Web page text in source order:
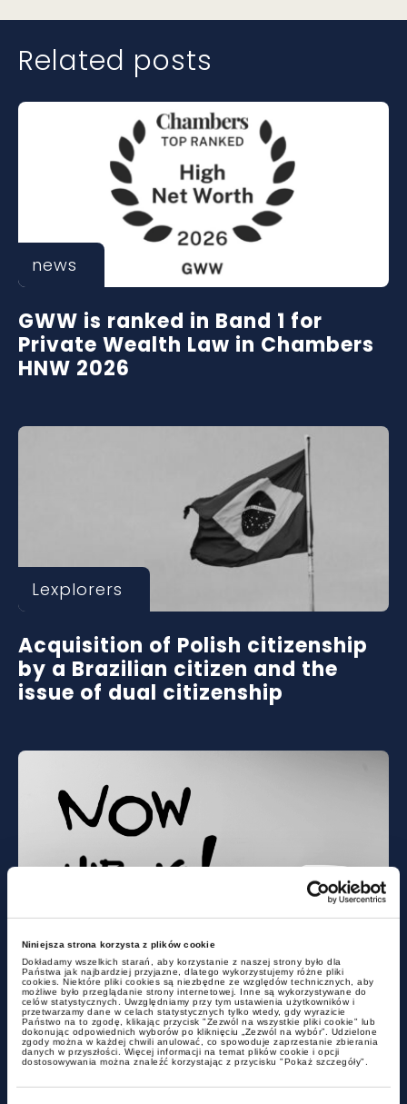
Niniejsza strona korzysta z plików cookie
Dokładamy wszelkich starań, aby korzystanie z naszej strony było dla
Państwa jak najbardziej przyjazne, dlatego wykorzystujemy różne pliki
cookies. Niektóre pliki cookies są niezbędne ze względów technicznych, aby
możliwe było przeglądanie strony internetowej. Inne są wykorzystywane do
celów statystycznych. Uwzględniamy przy tym ustawienia użytkowników i
przetwarzamy dane w celach statystycznych tylko wtedy, gdy wyrazicie
Państwo na to zgodę, klikając przycisk "Zezwól na wszystkie pliki cookie" lub
dokonując odpowiednich wyborów po kliknięciu „Zezwól na wybór”. Udzielone
zgody można w każdej chwili anulować, co spowoduje zaprzestanie zbierania
danych w przyszłości. Więcej informacji na temat plików cookie i opcji
dostosowywania można znaleźć korzystając z przycisku "Pokaż szczegóły".
Related posts
news
GWW is ranked in Band 1 for
Private Wealth Law in Chambers
HNW 2026
Lexplorers
Acquisition of Polish citizenship
by a Brazilian citizen and the
issue of dual citizenship
news
New regulations on transparency
of remuneration in the
recruitment process